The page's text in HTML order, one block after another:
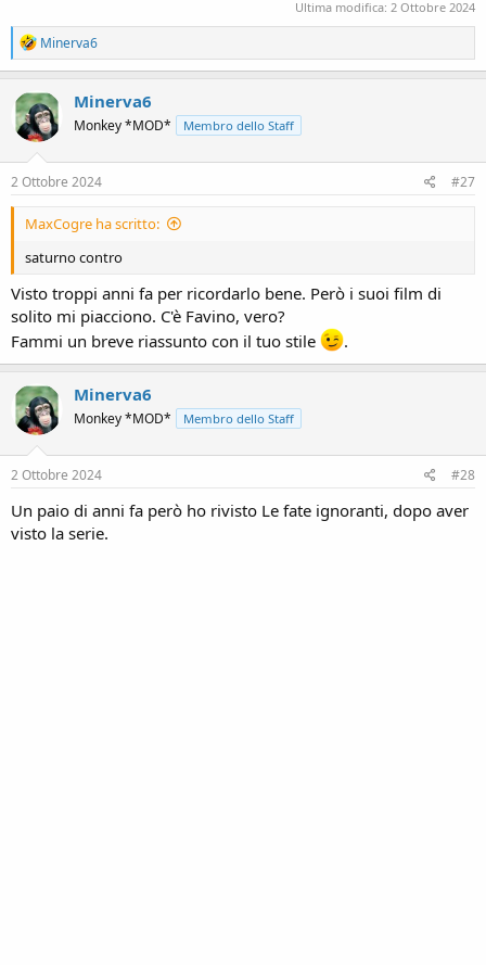
Ultima modifica: 2 Ottobre 2024
R
e
a
c
t
i
o
n
s
Minerva6
Minerva6
Monkey *MOD* Membro dello Staff
2 Ottobre 2024 #27
MaxCogre ha scritto:
saturno contro
Visto troppi anni fa per ricordarlo bene. Però i suoi film di
solito mi piacciono. C'è Favino, vero?
Fammi un breve riassunto con il tuo stile
.
Minerva6
Monkey *MOD* Membro dello Staff
2 Ottobre 2024 #28
Un paio di anni fa però ho rivisto Le fate ignoranti, dopo aver
visto la serie.